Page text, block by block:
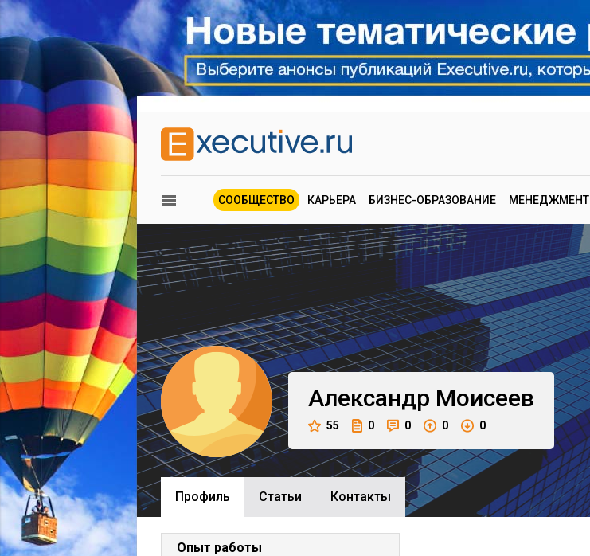
СООБЩЕСТВО КАРЬЕРА БИЗНЕС-ОБРАЗОВАНИЕ МЕНЕДЖМЕНТ
Александр Моисеев
55 0 0 0 0
Профиль Cтатьи Контакты
Опыт работы